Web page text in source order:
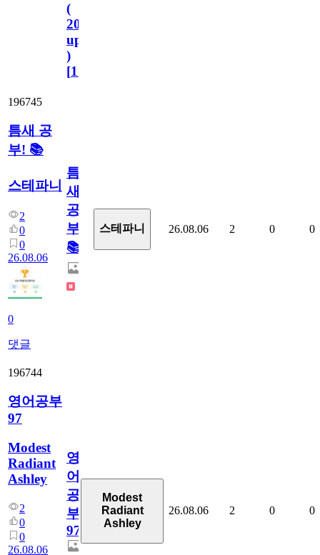
(
2023.11.1
update
)
[110
196745
틈새 공
부! 📚
스테파니
2
0
0
26.08.06
0
댓글
틈
새
공
부!
📚
스테파니 26.08.06 2 0 0
196744
영어공부
97
Modest
Radiant
Ashley
2
0
0
26.08.06
영
어
공
부
97
Modest
Radiant
Ashley
26.08.06 2 0 0